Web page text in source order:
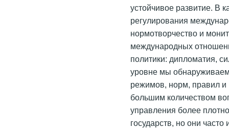
устойчивое развитие. В
регулирования
нормотворчество и
международных
политики: дипломатия,
уровне мы
режимов, норм, правил и
большим количеством
управления более
государств, но они